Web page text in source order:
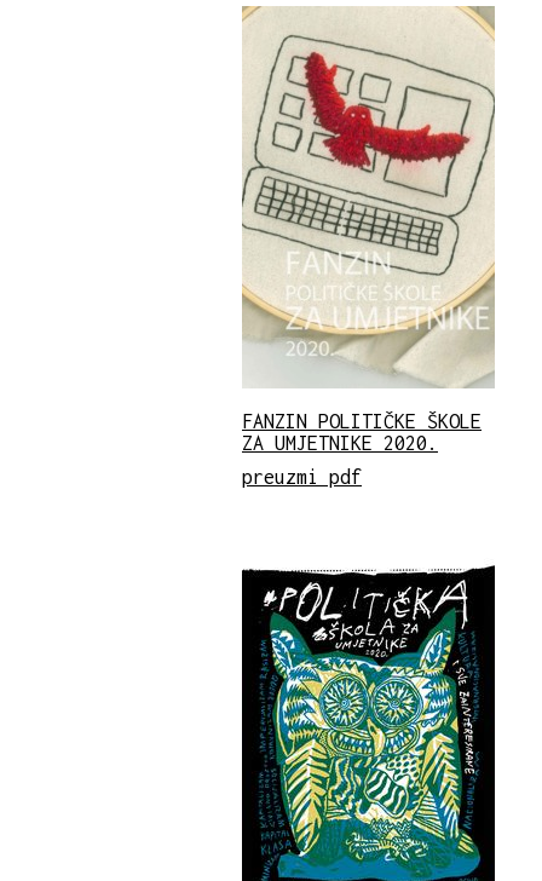
FANZIN POLITIČKE ŠKOLE
ZA UMJETNIKE 2020.
preuzmi pdf